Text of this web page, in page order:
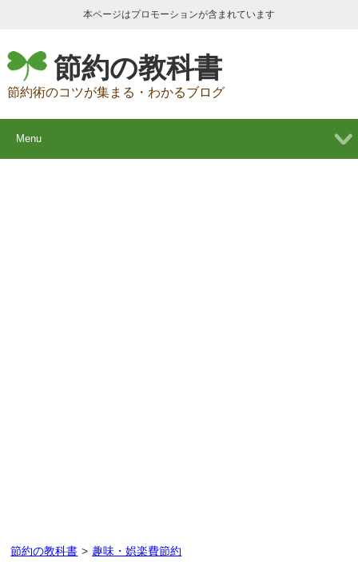
本ページはプロモーションが含まれています
節約の教科書
節約術のコツが集まる・わかるブログ
Menu
節約の教科書 > 趣味・娯楽費節約